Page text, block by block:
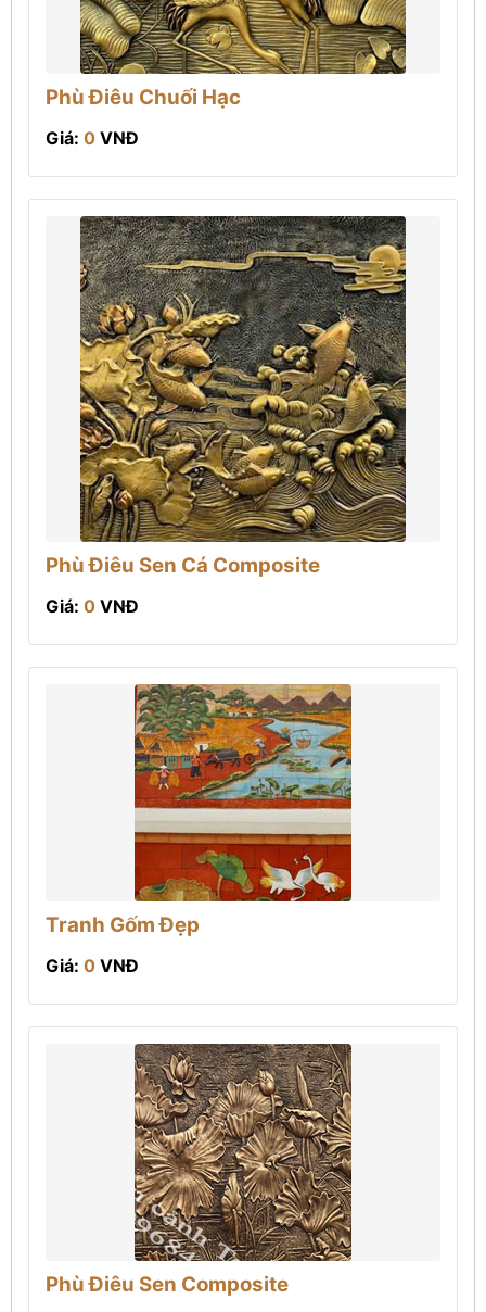
Phù Điêu Chuối Hạc
Giá: 0 VNĐ
Phù Điêu Sen Cá Composite
Giá: 0 VNĐ
Tranh Gốm Đẹp
Giá: 0 VNĐ
Phù Điêu Sen Composite